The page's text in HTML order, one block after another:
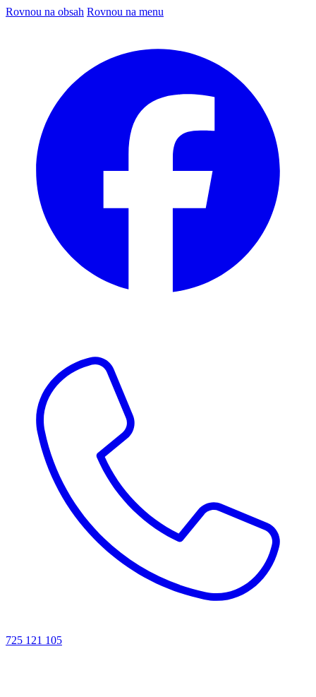
Rovnou na obsah Rovnou na menu
725 121 105